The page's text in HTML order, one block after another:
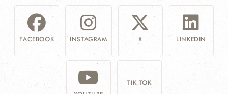
FACEBOOK INSTAGRAM X LINKEDIN
TIK TOK